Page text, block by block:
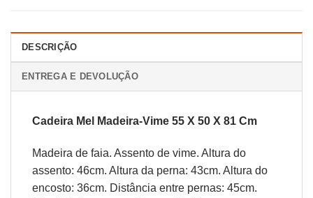
DESCRIÇÃO
ENTREGA E DEVOLUÇÃO
Cadeira Mel Madeira-Vime 55 X 50 X 81 Cm
Madeira de faia. Assento de vime. Altura do
assento: 46cm. Altura da perna: 43cm. Altura do
encosto: 36cm. Distância entre pernas: 45cm.